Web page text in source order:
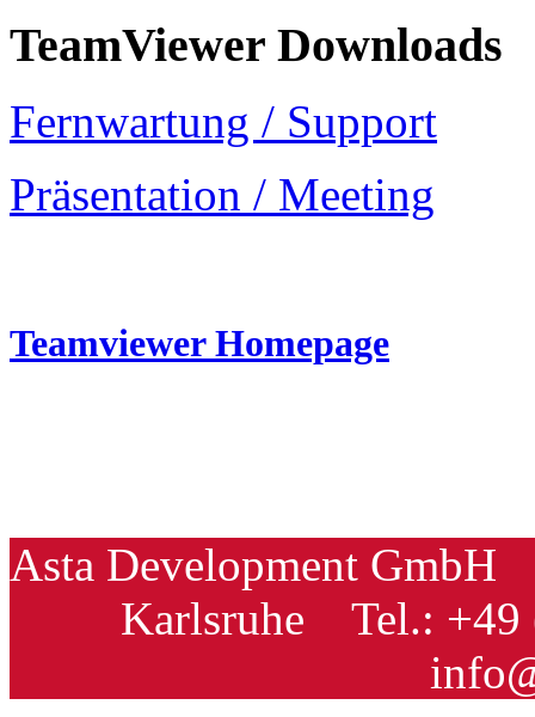
TeamViewer Downloads
Fernwartung / Support
Präsentation / Meeting
Teamviewer Homepage
Asta Development GmbH
Karlsruhe
Tel.: